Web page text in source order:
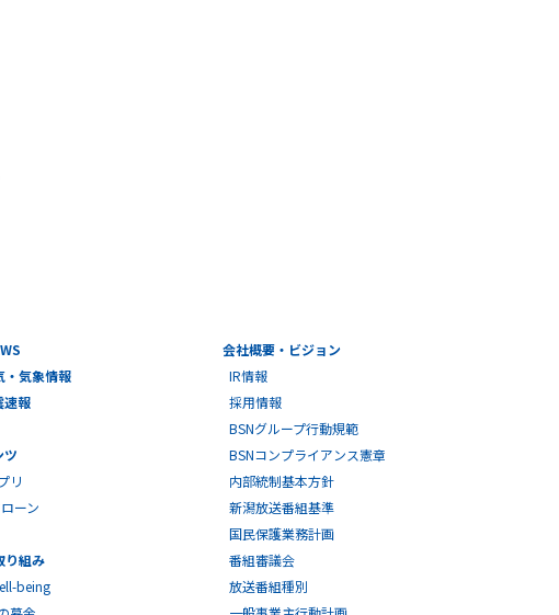
・気象情報
速報
ツ
リ
ーン
り組み
being
会社概要・ビジョン
IR情報
採用情報
BSNグループ行動規範
BSNコンプライアンス憲章
内部統制基本方針
新潟放送番組基準
国民保護業務計画
番組審議会
放送番組種別